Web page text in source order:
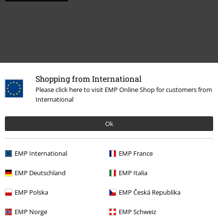
Shopping from International
Please click here to visit EMP Online Shop for customers from
International
Ok
EMP International EMP France
EMP Deutschland EMP Italia
EMP Polska EMP Česká Republika
EMP Norge EMP Schweiz
Siste besøk
kr 369,00